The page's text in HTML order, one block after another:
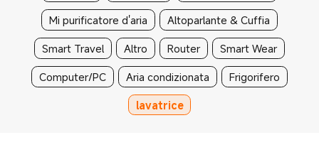
Mi purificatore d'aria
Altoparlante & Cuffia
Smart Travel
Altro Router
Smart Wear
Computer/PC
Aria condizionata
Frigorifero
lavatrice